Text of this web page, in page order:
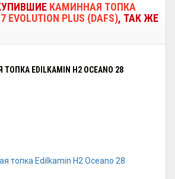
КАМИННАЯ ТОПКА
EVOLUTION PLUS (DAFS), ТАК ЖЕ
EDILKAMIN H2 OCEANO 28